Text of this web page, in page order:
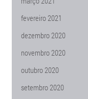
fevereiro 2021
dezembro 2020
novembro 2020
outubro 2020
setembro 2020